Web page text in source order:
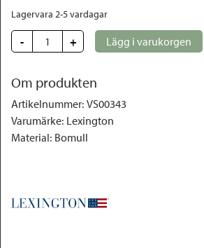
Lagervara 2-5 vardagar
- + Lägg i varukorgen
Om produkten
Artikelnummer: VS00343
Varumärke: Lexington
Material: Bomull